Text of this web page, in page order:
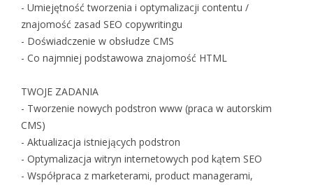
- Umiejętność tworzenia i optymalizacji contentu /
znajomość zasad SEO copywritingu
- Doświadczenie w obsłudze CMS
- Co najmniej podstawowa znajomość HTML
TWOJE ZADANIA
- Tworzenie nowych podstron www (praca w autorskim
CMS)
- Aktualizacja istniejących podstron
- Optymalizacja witryn internetowych pod kątem SEO
- Współpraca z marketerami, product managerami,